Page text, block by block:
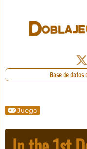
Base de datos
Juego